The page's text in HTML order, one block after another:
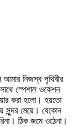
নিজস্ব পৃথিবীর
স্পেশাল ওকেশন
করা হলো। হয়তো
সুন্দর মেয়ে। যেকোন
ঠিক জমে ওঠেনা।